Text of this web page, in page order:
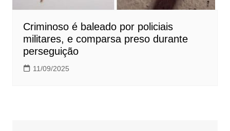
Criminoso é baleado por policiais
militares, e comparsa preso durante
perseguição
11/09/2025